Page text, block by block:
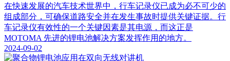
在快速发展的汽车技术世界中，行车记录仪已成为必不可少的
组成部分，可确保道路安全并在发生事故时提供关键证据。行
车记录仪有效性的一个关键因素是其电源，而这正是
MOTOMA 先进的锂电池解决方案发挥作用的地方。
2024-09-02